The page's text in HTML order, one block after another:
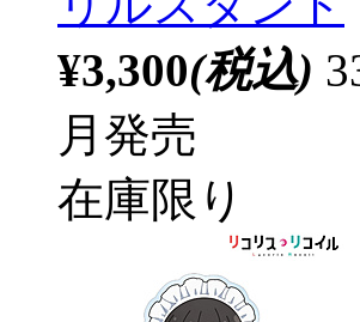
¥3,300(税込)
月発売
在庫限り